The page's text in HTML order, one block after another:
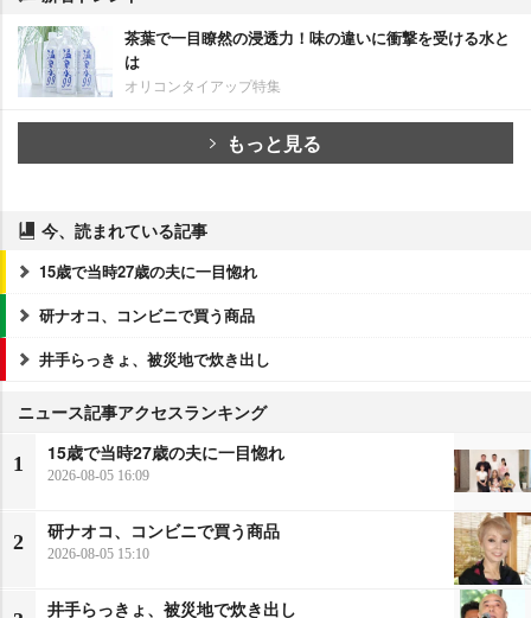
茶葉で一目瞭然の浸透力！味の違いに衝撃を受ける水と
は
オリコンタイアップ特集
もっと見る
今、読まれている記事
15歳で当時27歳の夫に一目惚れ
研ナオコ、コンビニで買う商品
井手らっきょ、被災地で炊き出し
ニュース記事アクセスランキング
1
15歳で当時27歳の夫に一目惚れ
2026-08-05 16:09
2
研ナオコ、コンビニで買う商品
2026-08-05 15:10
井手らっきょ、被災地で炊き出し